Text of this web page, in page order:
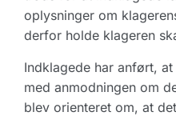
oplysninger om
derfor holde klageren
Indklagede har anført,
med anmodningen om
blev orienteret om, at